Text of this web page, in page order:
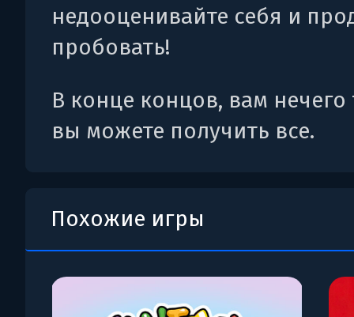
недооценивайте себя и
пробовать!
В конце концов, вам нечего
вы можете получить все.
Похожие игры